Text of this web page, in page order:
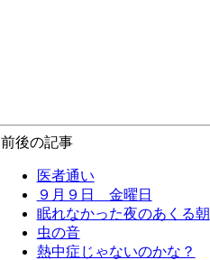
前後の記事
医者通い
９月９日 金曜日
眠れなかった夜のあくる朝
虫の音
熱中症じゃないのかな？